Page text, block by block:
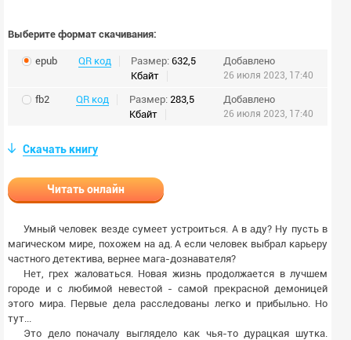
Выберите формат скачивания:
epub QR код Размер: 632,5
Кбайт
Добавлено
26 июля 2023, 17:40
fb2 QR код Размер: 283,5
Кбайт
Добавлено
26 июля 2023, 17:40
Скачать книгу
Читать онлайн
Умный человек везде сумеет устроиться. А в аду? Ну пусть в
магическом мире, похожем на ад. А если человек выбрал карьеру
частного детектива, вернее мага-дознавателя?
Нет, грех жаловаться. Новая жизнь продолжается в лучшем
городе и с любимой невестой - самой прекрасной демоницей
этого мира. Первые дела расследованы легко и прибыльно. Но
тут...
Это дело поначалу выглядело как чья-то дурацкая шутка.